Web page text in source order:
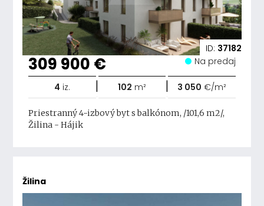
ID: 37182
309 900 € Na predaj
4 iz. | 102 m² | 3 050 €/m²
Priestranný 4-izbový byt s balkónom, /101,6 m2/,
Žilina - Hájik
Žilina